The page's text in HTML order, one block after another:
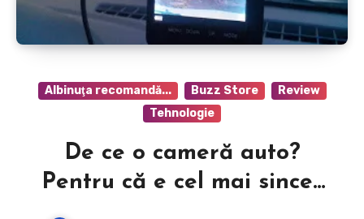
Albinuţa recomandă... Buzz Store
Review
Tehnologie
De ce o cameră auto?
Pentru că e cel mai sincer